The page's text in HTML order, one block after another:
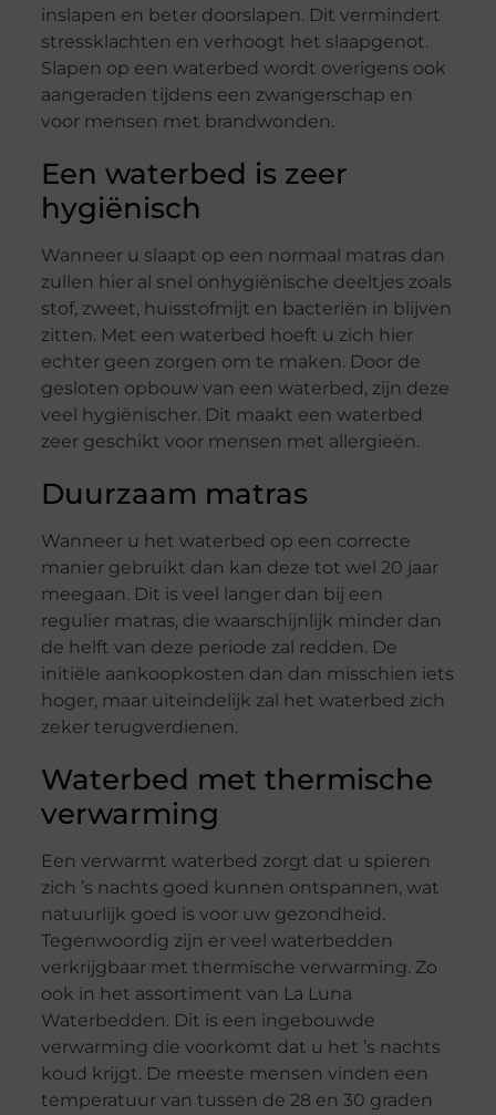
inslapen en beter doorslapen. Dit vermindert
stressklachten en verhoogt het slaapgenot.
Slapen op een waterbed wordt overigens ook
aangeraden tijdens een zwangerschap en
voor mensen met brandwonden.
Een waterbed is zeer
hygiënisch
Wanneer u slaapt op een normaal matras dan
zullen hier al snel onhygiënische deeltjes zoals
stof, zweet, huisstofmijt en bacteriën in blijven
zitten. Met een waterbed hoeft u zich hier
echter geen zorgen om te maken. Door de
gesloten opbouw van een waterbed, zijn deze
veel hygiënischer. Dit maakt een waterbed
zeer geschikt voor mensen met allergieën.
Duurzaam matras
Wanneer u het waterbed op een correcte
manier gebruikt dan kan deze tot wel 20 jaar
meegaan. Dit is veel langer dan bij een
regulier matras, die waarschijnlijk minder dan
de helft van deze periode zal redden. De
initiële aankoopkosten dan dan misschien iets
hoger, maar uiteindelijk zal het waterbed zich
zeker terugverdienen.
Waterbed met thermische
verwarming
Een verwarmt waterbed zorgt dat u spieren
zich ’s nachts goed kunnen ontspannen, wat
natuurlijk goed is voor uw gezondheid.
Tegenwoordig zijn er veel waterbedden
verkrijgbaar met thermische verwarming. Zo
ook in het assortiment van La Luna
Waterbedden. Dit is een ingebouwde
verwarming die voorkomt dat u het ’s nachts
koud krijgt. De meeste mensen vinden een
temperatuur van tussen de 28 en 30 graden